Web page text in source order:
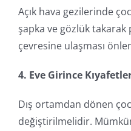
Açık hava gezilerinde
şapka ve gözlük takarak
çevresine ulaşması
4. Eve Girince
Dış ortamdan dönen
değiştirilmelidir.